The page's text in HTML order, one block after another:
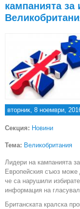
кампанията за
вторник, 8 ноември,
Секция: Новини
Тема: Великобритания
Лидери на кампанията
Европейския съюз може
че са нарушили
информация на
Британската кралска